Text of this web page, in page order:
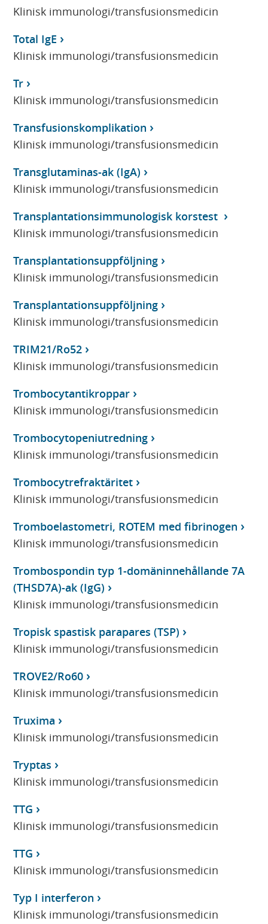
Klinisk immunologi/transfusionsmedicin
Total IgE
Klinisk immunologi/transfusionsmedicin
Tr
Klinisk immunologi/transfusionsmedicin
Transfusionskomplikation
Klinisk immunologi/transfusionsmedicin
Transglutaminas-ak (IgA)
Klinisk immunologi/transfusionsmedicin
Transplantationsimmunologisk korstest
Klinisk immunologi/transfusionsmedicin
Transplantationsuppföljning
Klinisk immunologi/transfusionsmedicin
Transplantationsuppföljning
Klinisk immunologi/transfusionsmedicin
TRIM21/Ro52
Klinisk immunologi/transfusionsmedicin
Trombocytantikroppar
Klinisk immunologi/transfusionsmedicin
Trombocytopeniutredning
Klinisk immunologi/transfusionsmedicin
Trombocytrefraktäritet
Klinisk immunologi/transfusionsmedicin
Tromboelastometri, ROTEM med fibrinogen
Klinisk immunologi/transfusionsmedicin
Trombospondin typ 1-domäninnehållande 7A
(THSD7A)-ak (IgG)
Klinisk immunologi/transfusionsmedicin
Tropisk spastisk parapares (TSP)
Klinisk immunologi/transfusionsmedicin
TROVE2/Ro60
Klinisk immunologi/transfusionsmedicin
Truxima
Klinisk immunologi/transfusionsmedicin
Tryptas
Klinisk immunologi/transfusionsmedicin
TTG
Klinisk immunologi/transfusionsmedicin
TTG
Klinisk immunologi/transfusionsmedicin
Typ I interferon
Klinisk immunologi/transfusionsmedicin